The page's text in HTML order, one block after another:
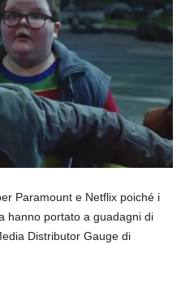
Paramount e Netflix poiché i
hanno portato a guadagni di
Distributor Gauge di